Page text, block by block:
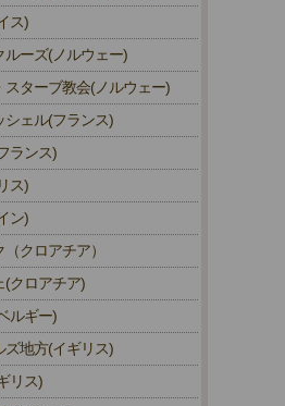
ス)
ルーズ(ノルウェー)
スターブ教会(ノルウェー)
シェル(フランス)
ランス)
ス)
ン)
（クロアチア）
(クロアチア)
ルギー)
ズ地方(イギリス)
リス)